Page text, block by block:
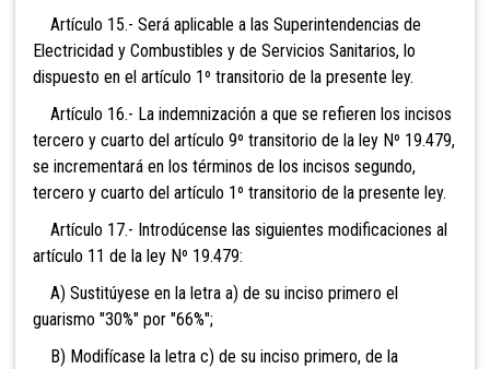
Artículo 15.- Será aplicable a las Superintendencias de
Electricidad y Combustibles y de Servicios Sanitarios, lo
dispuesto en el artículo 1º transitorio de la presente ley.
Artículo 16.- La indemnización a que se refieren los incisos
tercero y cuarto del artículo 9º transitorio de la ley Nº 19.479,
se incrementará en los términos de los incisos segundo,
tercero y cuarto del artículo 1º transitorio de la presente ley.
Artículo 17.- Introdúcense las siguientes modificaciones al
artículo 11 de la ley Nº 19.479:
A) Sustitúyese en la letra a) de su inciso primero el
guarismo "30%" por "66%";
B) Modifícase la letra c) de su inciso primero, de la